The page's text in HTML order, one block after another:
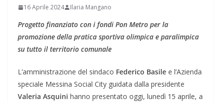
16 Aprile 2024 Ilaria Mangano
Progetto finanziato con i fondi Pon Metro per la
promozione della pratica sportiva olimpica e paralimpica
su tutto il territorio comunale
L’amministrazione del sindaco Federico Basile e l’Azienda
speciale Messina Social City guidata dalla presidente
Valeria Asquini hanno presentato oggi, lunedì 15 aprile, a